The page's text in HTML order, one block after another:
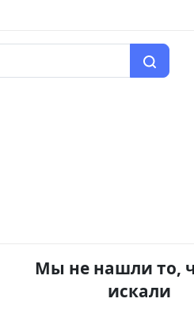
Мы не нашли то,
искали